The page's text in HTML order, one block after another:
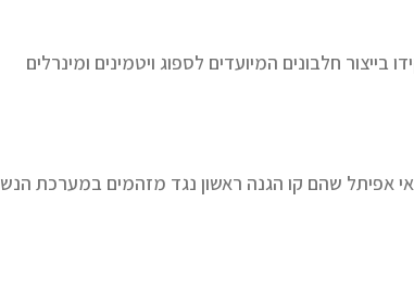
חלבונים המיועדים לספוג ויטמינים ומינרלים
שהם קו הגנה ראשון נגד מזהמים במערכת